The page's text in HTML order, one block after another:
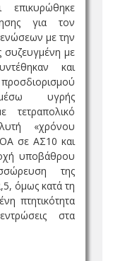
για τον
με την
συζευγμένη με
και
υγρής
τετραπολικό
«χρόνου
σε ΑΣ10 και
υποβάθρου
της
όμως κατά τη
πτητικότητα
στα